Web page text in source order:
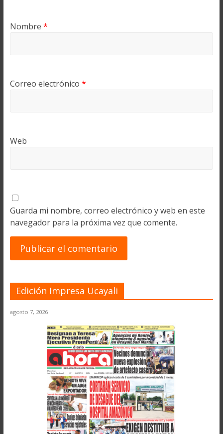
Nombre *
Correo electrónico *
Web
Guarda mi nombre, correo electrónico y web en este
navegador para la próxima vez que comente.
Edición Impresa Ucayali
agosto 7, 2026